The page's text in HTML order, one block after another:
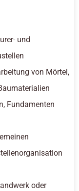
und
von Mörtel,
Fundamenten
oder